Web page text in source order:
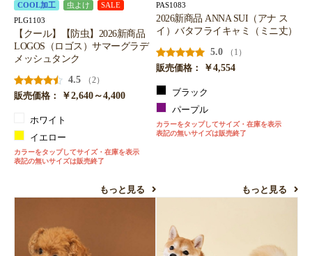
COOL加工
虫よけ SALE
PLG1103
【クール】【防虫】2026新商品
LOGOS（ロゴス）サマーグラデ
メッシュタンク
4.5
（2）
販売価格：
￥2,640～4,400
ホワイト
イエロー
カラーをタップしてサイズ・在庫を表示
表記の無いサイズは販売終了
もっと見る
PAS1083
2026新商品 ANNA SUI（アナ ス
イ）バタフライキャミ（ミニ丈）
5.0
（1）
販売価格：
￥4,554
ブラック
パープル
カラーをタップしてサイズ・在庫を表示
表記の無いサイズは販売終了
もっと見る